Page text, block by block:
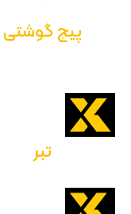
پیچ گوشتی
تبر